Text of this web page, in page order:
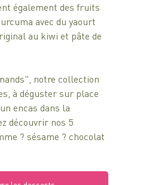
également des fruits
avec du yaourt
au kiwi et pâte de
notre collection
à déguster sur place
encas dans la
découvrir nos 5
? sésame ? chocolat